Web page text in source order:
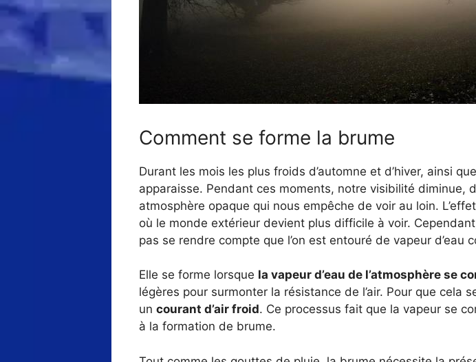
Comment se forme la brume
Durant les mois les plus froids d’automne et d’hiver, ainsi
apparaisse. Pendant ces moments, notre visibilité diminue,
atmosphère opaque qui nous empêche de voir au loin.
où le monde extérieur devient plus difficile à voir.
pas se rendre compte que l’on est entouré de vapeur d’eau
Elle se forme lorsque la vapeur d’eau de l’atmosphère se
légères pour surmonter la résistance de l’air. Pour que cela
un courant d’air froid. Ce processus fait que la vapeur se
à la formation de brume.